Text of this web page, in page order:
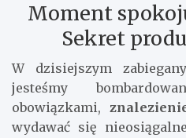
Moment
Sekret
W dzisiejszym
jesteśmy
obowiązkami,
wydawać się